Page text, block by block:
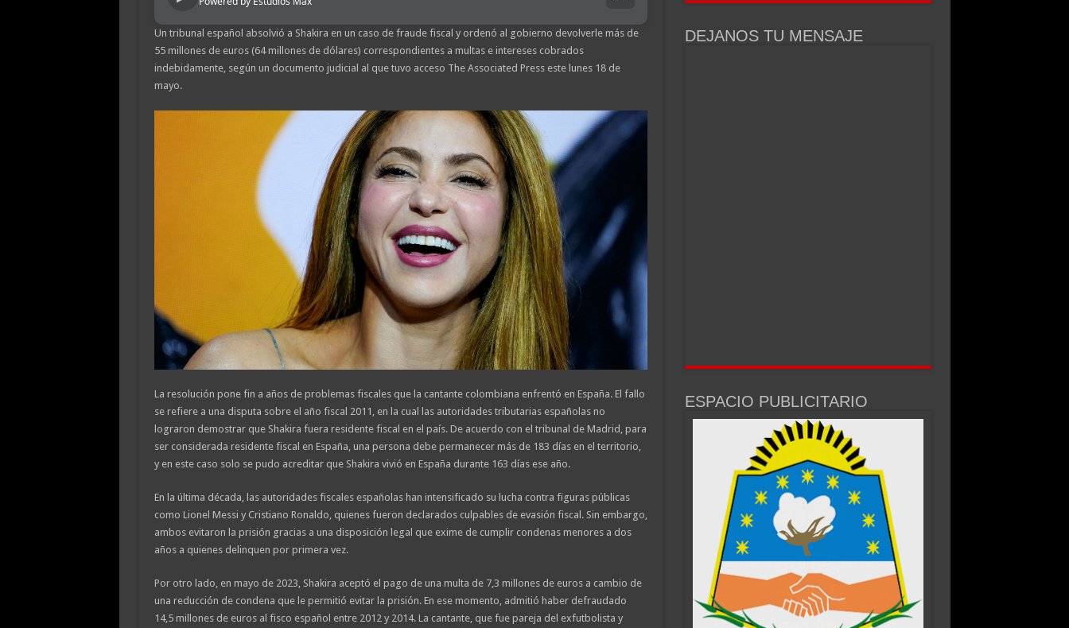
Un tribunal español absolvió a Shakira en un caso de fraude fiscal y ordenó al gobierno devolverle más de
55 millones de euros (64 millones de dólares) correspondientes a multas e intereses cobrados
indebidamente, según un documento judicial al que tuvo acceso The Associated Press este lunes 18 de
mayo.
La resolución pone fin a años de problemas fiscales que la cantante colombiana enfrentó en España. El fallo
se refiere a una disputa sobre el año fiscal 2011, en la cual las autoridades tributarias españolas no
lograron demostrar que Shakira fuera residente fiscal en el país. De acuerdo con el tribunal de Madrid, para
ser considerada residente fiscal en España, una persona debe permanecer más de 183 días en el territorio,
y en este caso solo se pudo acreditar que Shakira vivió en España durante 163 días ese año.
En la última década, las autoridades fiscales españolas han intensificado su lucha contra figuras públicas
como Lionel Messi y Cristiano Ronaldo, quienes fueron declarados culpables de evasión fiscal. Sin embargo,
ambos evitaron la prisión gracias a una disposición legal que exime de cumplir condenas menores a dos
años a quienes delinquen por primera vez.
Por otro lado, en mayo de 2023, Shakira aceptó el pago de una multa de 7,3 millones de euros a cambio de
una reducción de condena que le permitió evitar la prisión. En ese momento, admitió haber defraudado
14,5 millones de euros al fisco español entre 2012 y 2014. La cantante, que fue pareja del exfutbolista y
DEJANOS TU MENSAJE
ESPACIO PUBLICITARIO